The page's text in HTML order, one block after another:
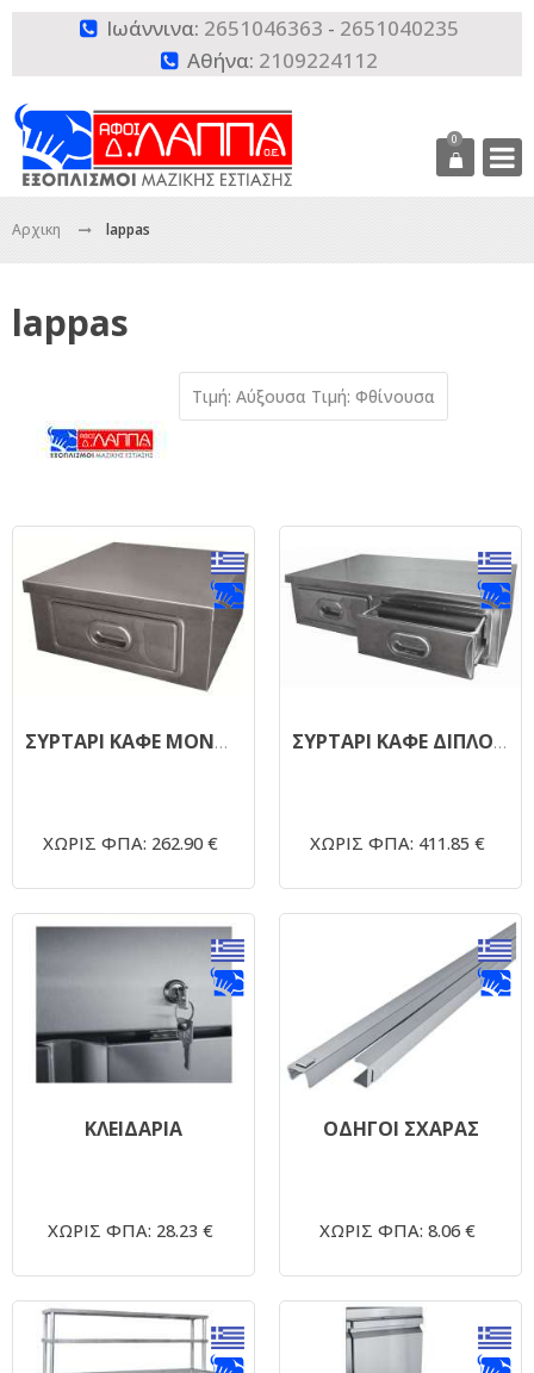
 Ιωάννινα: 2651046363 - 2651040235
 Αθήνα: 2109224112
0
Αρχικη lappas
lappas
Τιμή: Αύξουσα Τιμή: Φθίνουσα
ΣΥΡΤΑΡΙ ΚΑΦΕ ΜΟΝΟ CD-1
ΧΩΡΙΣ ΦΠΑ: 262.90 €
ΣΥΡΤΑΡΙ ΚΑΦΕ ΔΙΠΛΟ CD-2
ΧΩΡΙΣ ΦΠΑ: 411.85 €
ΚΛΕΙΔΑΡΙΑ
ΧΩΡΙΣ ΦΠΑ: 28.23 €
ΟΔΗΓΟΙ ΣΧΑΡΑΣ
ΧΩΡΙΣ ΦΠΑ: 8.06 €